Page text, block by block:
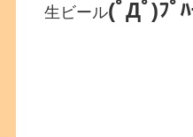
生ビール(ﾟДﾟ)ﾌﾟ